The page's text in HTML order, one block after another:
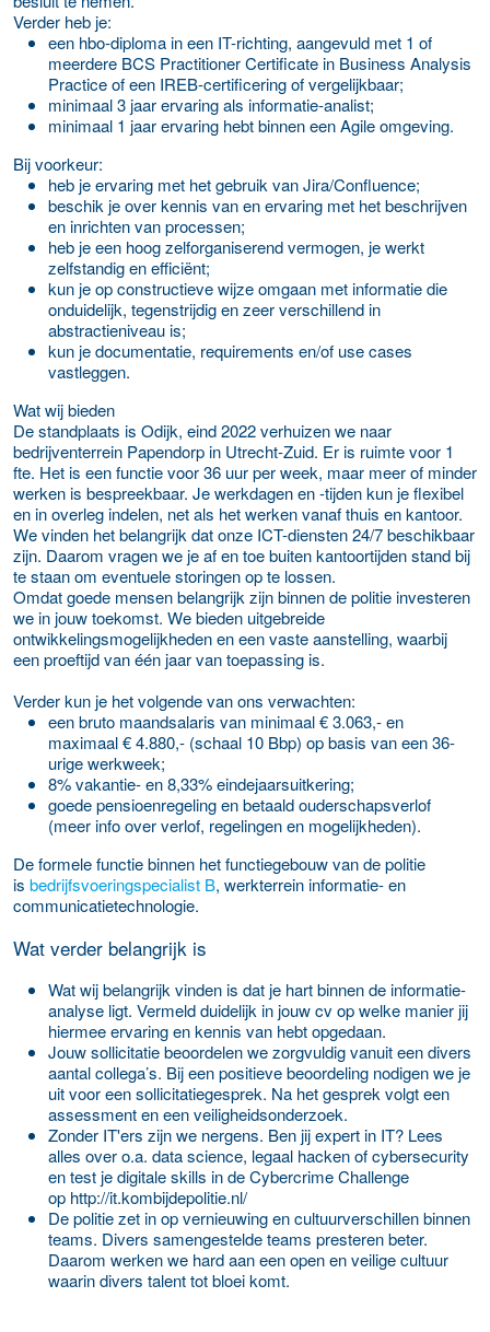
Verder heb je:
een hbo-diploma in een IT-richting, aangevuld met 1 of
meerdere BCS Practitioner Certificate in Business Analysis
Practice of een IREB-certificering of vergelijkbaar;
minimaal 3 jaar ervaring als informatie-analist;
minimaal 1 jaar ervaring hebt binnen een Agile omgeving.
Bij voorkeur:
heb je ervaring met het gebruik van Jira/Confluence;
beschik je over kennis van en ervaring met het beschrijven
en inrichten van processen;
heb je een hoog zelforganiserend vermogen, je werkt
zelfstandig en efficiënt;
kun je op constructieve wijze omgaan met informatie die
onduidelijk, tegenstrijdig en zeer verschillend in
abstractieniveau is;
kun je documentatie, requirements en/of use cases
vastleggen.
Wat wij bieden
De standplaats is Odijk, eind 2022 verhuizen we naar
bedrijventerrein Papendorp in Utrecht-Zuid. Er is ruimte voor 1
fte. Het is een functie voor 36 uur per week, maar meer of minder
werken is bespreekbaar. Je werkdagen en -tijden kun je flexibel
en in overleg indelen, net als het werken vanaf thuis en kantoor.
We vinden het belangrijk dat onze ICT-diensten 24/7 beschikbaar
zijn. Daarom vragen we je af en toe buiten kantoortijden stand bij
te staan om eventuele storingen op te lossen.
Omdat goede mensen belangrijk zijn binnen de politie investeren
we in jouw toekomst. We bieden uitgebreide
ontwikkelingsmogelijkheden en een vaste aanstelling, waarbij
een proeftijd van één jaar van toepassing is.
Verder kun je het volgende van ons verwachten:
een bruto maandsalaris van minimaal € 3.063,- en
maximaal € 4.880,- (schaal 10 Bbp) op basis van een 36-
urige werkweek;
8% vakantie- en 8,33% eindejaarsuitkering;
goede pensioenregeling en betaald ouderschapsverlof
(meer info over verlof, regelingen en mogelijkheden).
De formele functie binnen het functiegebouw van de politie
is bedrijfsvoeringspecialist B, werkterrein informatie- en
communicatietechnologie.
Wat verder belangrijk is
Wat wij belangrijk vinden is dat je hart binnen de informatie-
analyse ligt. Vermeld duidelijk in jouw cv op welke manier jij
hiermee ervaring en kennis van hebt opgedaan.
Jouw sollicitatie beoordelen we zorgvuldig vanuit een divers
aantal collega’s. Bij een positieve beoordeling nodigen we je
uit voor een sollicitatiegesprek. Na het gesprek volgt een
assessment en een veiligheidsonderzoek.
Zonder IT'ers zijn we nergens. Ben jij expert in IT? Lees
alles over o.a. data science, legaal hacken of cybersecurity
en test je digitale skills in de Cybercrime Challenge
op http://it.kombijdepolitie.nl/
De politie zet in op vernieuwing en cultuurverschillen binnen
teams. Divers samengestelde teams presteren beter.
Daarom werken we hard aan een open en veilige cultuur
waarin divers talent tot bloei komt.